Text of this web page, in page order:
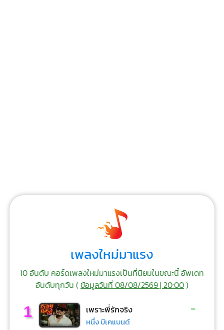
เพลงใหม่มาแรง
10 อันดับ คอร์ดเพลงใหม่มาแรงเป็นที่นิยมในขณะนี้ อัพเดท
อันดับทุกวัน (ข้อมูลวันที่ 08/08/2569 | 20:00)
1 เพราะพี่รักจริง
หนึ่ง บีเคแบนด์
-